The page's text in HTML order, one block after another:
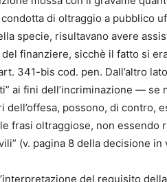
di oltraggio a pubblico
specie, risultavano avere
finanziere, sicchè il fatto si
341-bis cod. pen. Dall’altro
ai fini dell’incriminazione — se
possono, di contro,
frasi oltraggiose, non essendo
(v. pagina 8 della decisione in
del requisito